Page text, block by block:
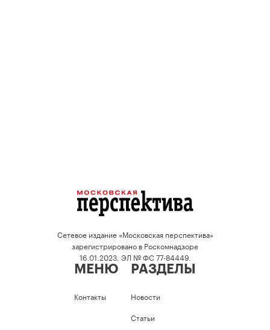
Сетевое издание «Московская перспектива»
зарегистрировано в Роскомнадзоре
16.01.2023, ЭЛ № ФС 77-84449.
МЕНЮ
Контакты
РАЗДЕЛЫ
Новости
Статьи